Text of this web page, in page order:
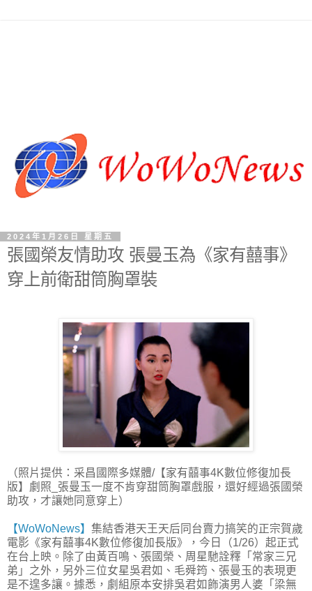
2024年1月26日 星期五
張國榮友情助攻 張曼玉為《家有囍事》
穿上前衛甜筒胸罩裝
（照片提供：采昌國際多媒體/【家有囍事4K數位修復加長
版】劇照_張曼玉一度不肯穿甜筒胸罩戲服，還好經過張國榮
助攻，才讓她同意穿上）
【WoWoNews】 集結香港天王天后同台賣力搞笑的正宗賀歲
電影《家有囍事4K數位修復加長版》，今日（1/26）起正式
在台上映。除了由黃百鳴、張國榮、周星馳詮釋「常家三兄
弟」之外，另外三位女星吳君如、毛舜筠、張曼玉的表現更
是不遑多讓。據悉，劇組原本安排吳君如飾演男人婆「梁無